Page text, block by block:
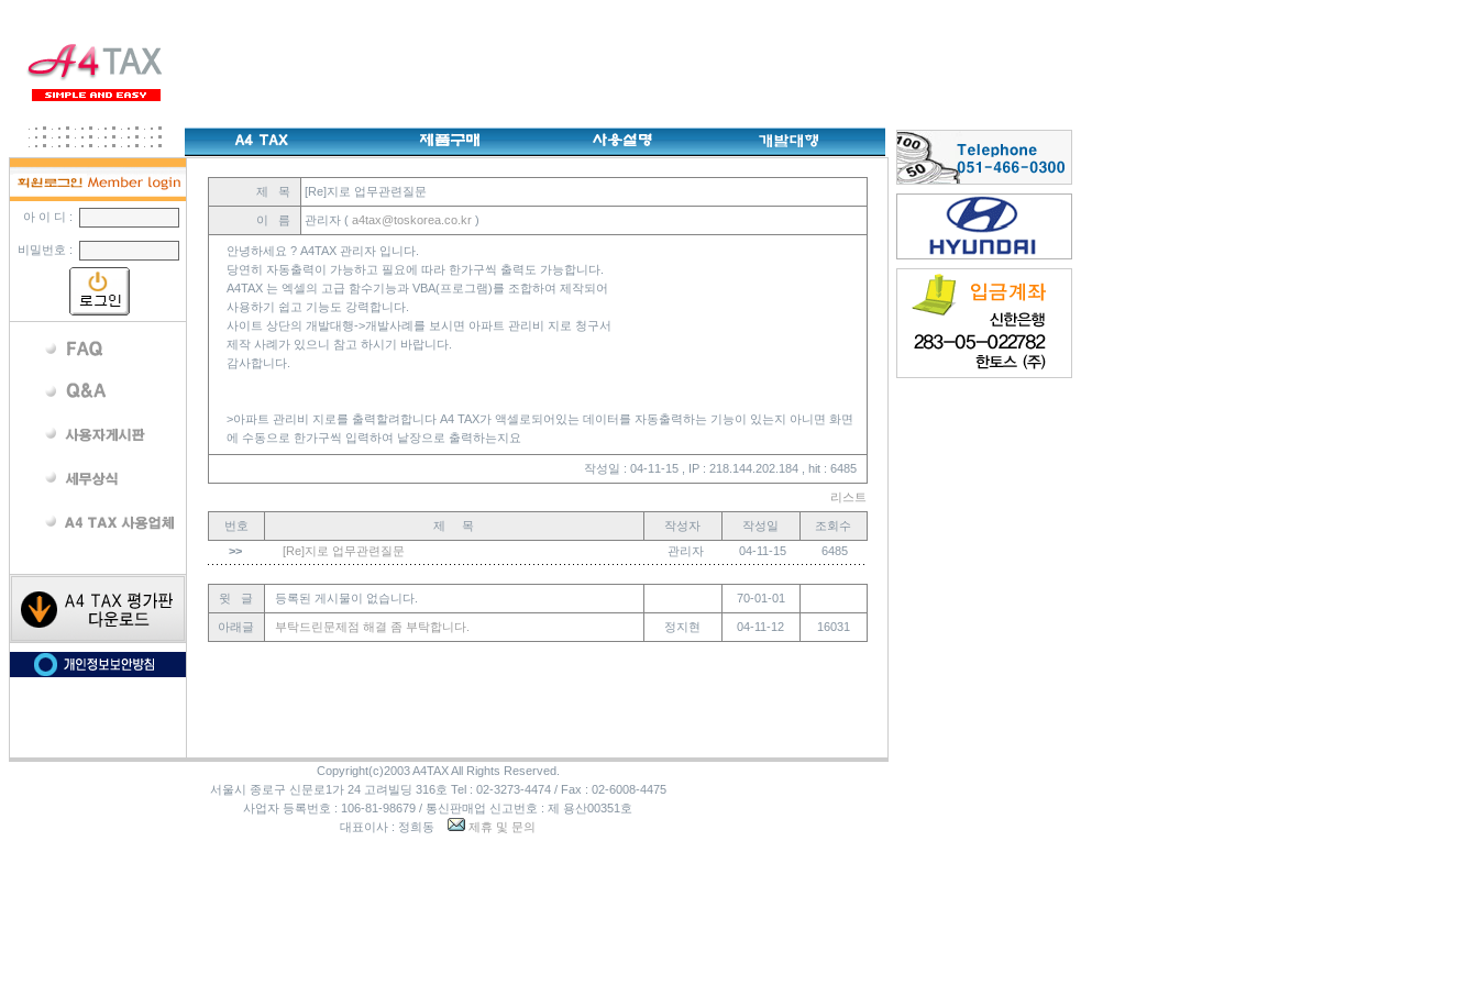
아 이 디 :
비밀번호 :
제 목 [Re]지로 업무관련질문
이 름 관리자 (a4tax@toskorea.co.kr )
안녕하세요 ? A4TAX 관리자 입니다.
당연히 자동출력이 가능하고 필요에 따라 한가구씩 출력도 가능합니다.
A4TAX 는 엑셀의 고급 함수기능과 VBA(프로그램)를 조합하여 제작되어
사용하기 쉽고 기능도 강력합니다.
사이트 상단의 개발대행->개발사례를 보시면 아파트 관리비 지로 청구서
제작 사례가 있으니 참고 하시기 바랍니다.
감사합니다.
>아파트 관리비 지로를 출력할려합니다 A4 TAX가 액셀로되어있는 데이터를 자동출력하는 기능이 있는지 아니면 화면
에 수동으로 한가구씩 입력하여 낱장으로 출력하는지요
작성일 : 04-11-15 , IP : 218.144.202.184 , hit : 6485
리스트
번호 제 목 작성자 작성일
조회수
>>
[Re]지로 업무관련질문 관리자 04-11-15 6485
윗 글 등록된 게시물이 없습니다. 70-01-01
아래글 부탁드린문제점 해결 좀 부탁합니다. 정지현 04-11-12 16031
Copyright(c)2003 A4TAX All Rights Reserved.
서울시 종로구 신문로1가 24 고려빌딩 316호 Tel : 02-3273-4474 / Fax : 02-6008-4475
사업자 등록번호 : 106-81-98679 / 통신판매업 신고번호 : 제 용산00351호
대표이사 : 정희동
제휴 및 문의